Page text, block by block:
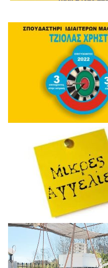
Πρόγραμμα
Αναπαραγωγής
Βίντεο